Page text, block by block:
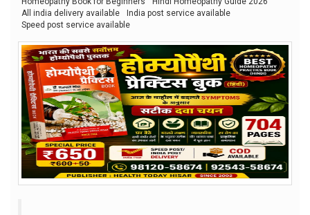
All india delivery available
India post service available
Speed post service available